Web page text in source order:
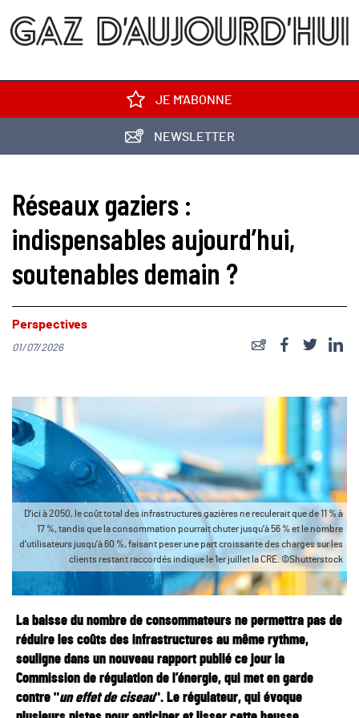
JE M'ABONNE
NEWSLETTER
Réseaux gaziers :
indispensables aujourd’hui,
soutenables demain ?
Perspectives
01/07/2026
D’ici à 2050, le coût total des infrastructures gazières ne reculerait que de 11 % à
17 %, tandis que la consommation pourrait chuter jusqu’à 56 % et le nombre
d’utilisateurs jusqu’à 60 %, faisant peser une part croissante des charges sur les
clients restant raccordés indique le 1er juillet la CRE. ©Shutterstock
La baisse du nombre de consommateurs ne permettra pas de
réduire les coûts des infrastructures au même rythme,
souligne dans un nouveau rapport publié ce jour la
Commission de régulation de l’énergie, qui met en garde
contre "un effet de ciseau". Le régulateur, qui évoque